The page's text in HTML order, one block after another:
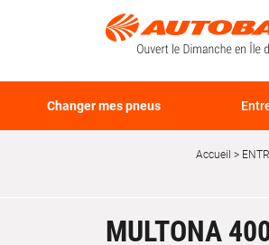
Changer mes pneus
Accueil
MULTONA